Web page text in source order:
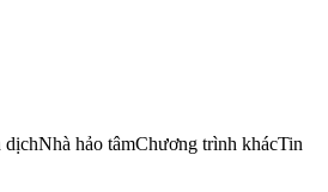
dịchNhà hảo tâmChương trình khácTin